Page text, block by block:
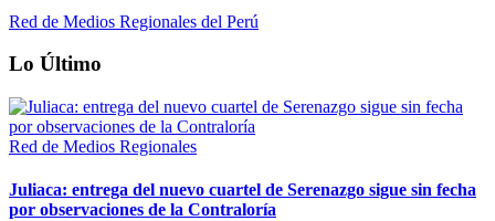
Red de Medios Regionales del Perú
Lo Último
Red de Medios Regionales
Juliaca: entrega del nuevo cuartel de Serenazgo sigue sin fecha
por observaciones de la Contraloría